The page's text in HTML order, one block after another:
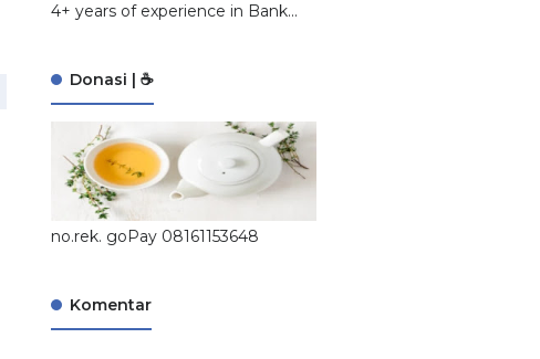
4+ years of experience in Bank...
Donasi | ☕
no.rek. goPay 08161153648
Komentar